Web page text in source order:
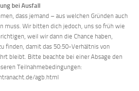
bei Ausfall
dass jemand – aus welchen Gründen auch
muss. Wir bitten dich jedoch, uns so früh wie
weil wir dann die Chance haben,
finden, damit das 50:50-Verhältnis von
bleibt. Bitte beachte bei einer Absage den
Teilnahmebedingungen:
agb.html